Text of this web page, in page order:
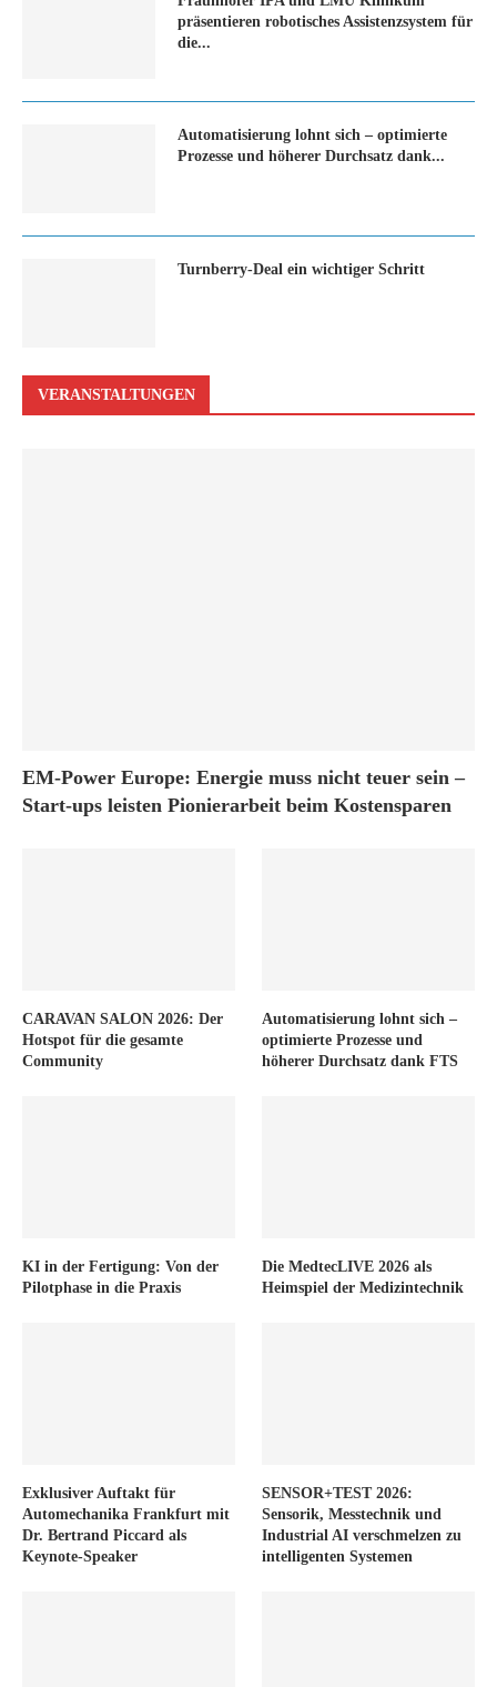
präsentieren robotisches Assistenzsystem für
die...
Automatisierung lohnt sich – optimierte
Prozesse und höherer Durchsatz dank...
Turn­ber­ry-Deal ein wich­ti­ger Schritt
VERANSTALTUNGEN
EM-Power Europe: Energie muss nicht teuer sein –
Start-ups leisten Pionierarbeit beim Kostensparen
CARAVAN SALON 2026: Der
Hotspot für die gesamte
Community
Automatisierung lohnt sich –
optimierte Prozesse und
höherer Durchsatz dank FTS
KI in der Fertigung: Von der
Pilotphase in die Praxis
Die MedtecLIVE 2026 als
Heimspiel der Medizintechnik
Exklusiver Auftakt für
Automechanika Frankfurt mit
Dr. Bertrand Piccard als
Keynote-Speaker
SENSOR+TEST 2026:
Sensorik, Messtechnik und
Industrial AI verschmelzen zu
intelligenten Systemen